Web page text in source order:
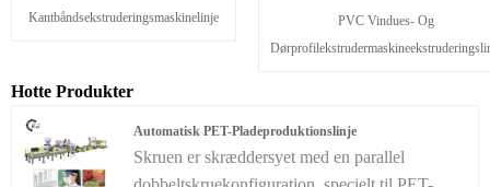
Kantbåndsekstruderingsmaskinelinje
PVC Vindues- Og
Hotte Produkter
Automatisk PET-Pladeproduktionslinje
Skruen er skræddersyet med en parallel